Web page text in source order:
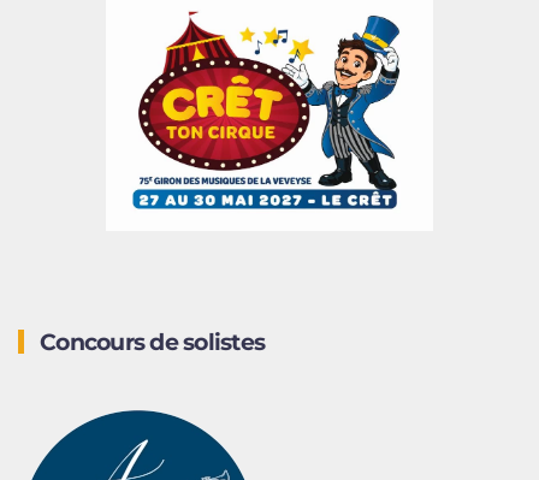
Concours de solistes